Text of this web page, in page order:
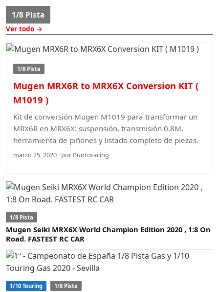
1/8 Pista
Ver todo →
1/8 Pista
Mugen MRX6R to MRX6X Conversion KIT (
M1019 )
Kit de conversión Mugen M1019 para transformar un
MRX6R en MRX6X: suspensión, transmisión 0.8M,
herramienta de piñones y listado completo de piezas.
marzo 25, 2020 · por Puntoracing
1/8 Pista
Mugen Seiki MRX6X World Champion Edition 2020 , 1:8 On
Road. FASTEST RC CAR
1/10 Touring 1/8 Pista